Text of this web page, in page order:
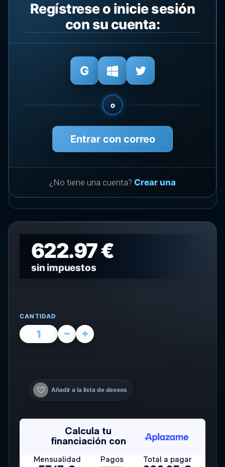
Regístrese o inicie sesión
con su cuenta:
o
Entrar con correo
¿No tiene una cuenta? Crear una
622.97 €
sin impuestos
CANTIDAD
Añadir a la lista de deseos